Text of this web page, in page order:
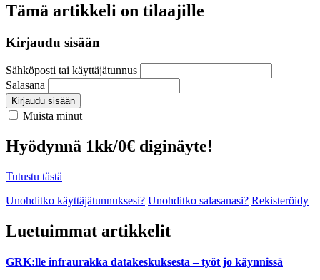
Tämä artikkeli on tilaajille
Kirjaudu sisään
Sähköposti tai käyttäjätunnus
Salasana
Kirjaudu sisään
Muista minut
Hyödynnä 1kk/0€ diginäyte!
Tutustu tästä
Unohditko käyttäjätunnuksesi? Unohditko salasanasi? Rekisteröidy
Luetuimmat artikkelit
GRK:lle infraurakka datakeskuksesta – työt jo käynnissä